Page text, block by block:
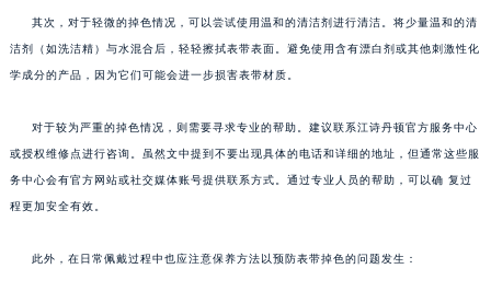
其次，对于轻微的掉色情况，可以尝试使用温和的清洁剂进行清洁。将少量温和的清
洁剂（如洗洁精）与水混合后，轻轻擦拭表带表面。避免使用含有漂白剂或其他刺激性化
学成分的产品，因为它们可能会进一步损害表带材质。
对于较为严重的掉色情况，则需要寻求专业的帮助。建议联系江诗丹顿官方服务中心
或授权维修点进行咨询。虽然文中提到不要出现具体的电话和详细的地址，但通常这些服
务中心会有官方网站或社交媒体账号提供联系方式。通过专业人员的帮助，可以确 复过
程更加安全有效。
此外，在日常佩戴过程中也应注意保养方法以预防表带掉色的问题发生：